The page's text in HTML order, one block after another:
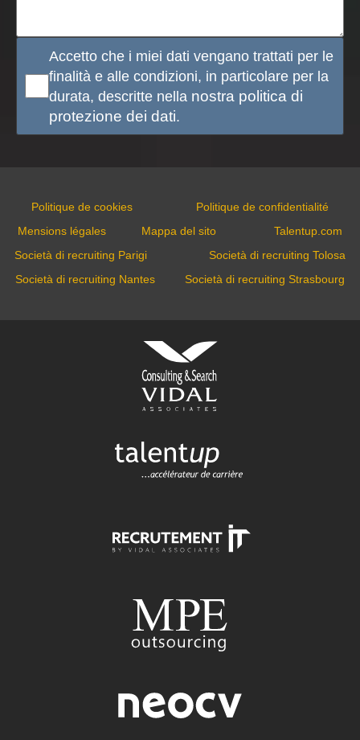
Accetto che i miei dati vengano trattati per le
finalità e alle condizioni, in particolare per la
durata, descritte nella nostra politica di
protezione dei dati.
Politique de cookies
Politique de confidentialité
Mensions légales
Mappa del sito
Talentup.com
Società di recruiting Parigi
Società di recruiting Tolosa
Società di recruiting Nantes
Società di recruiting Strasbourg
VIDAL ASSOCIATES
conseil en recrutement et
approche directe
TALENTUP
découvrez notre site carrière
RECRUTEMENT-IT
toutes nos offres d'emploi dans
MPE OUTSOURCING
conseil et recrutement énergie, oil
& gas
NEOCV
application tracking system